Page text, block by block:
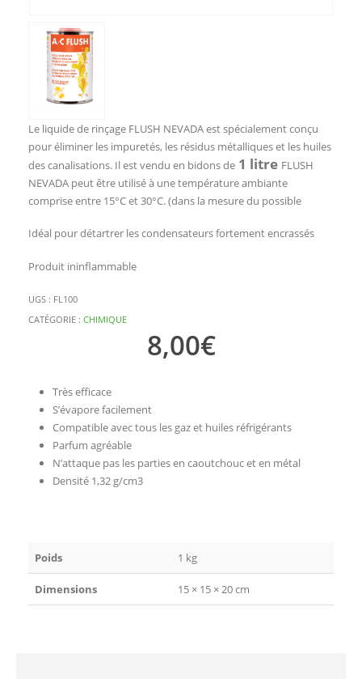
Le liquide de rinçage FLUSH NEVADA est spécialement conçu
pour éliminer les impuretés, les résidus métalliques et les huiles
des canalisations. Il est vendu en bidons de 1 litre FLUSH
NEVADA peut être utilisé à une température ambiante
comprise entre 15°C et 30°C. (dans la mesure du possible
Idéal pour détartrer les condensateurs fortement encrassés
Produit ininflammable
UGS : FL100
CATÉGORIE : CHIMIQUE
8,00€
Très efficace
S’évapore facilement
Compatible avec tous les gaz et huiles réfrigérants
Parfum agréable
N’attaque pas les parties en caoutchouc et en métal
Densité 1,32 g/cm3
Poids 1 kg
Dimensions 15 × 15 × 20 cm